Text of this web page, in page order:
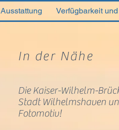
Ausstattung Verfügbarkeit
In der Nähe
Die Kaiser-Wilhelm-
Stadt Wilhelmshaven
Fotomotiv!